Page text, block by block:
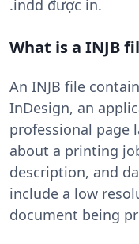
.indd được in.
What is a INJB
An INJB file
InDesign, an
professional page
about a printing
description, and
include a low
document being